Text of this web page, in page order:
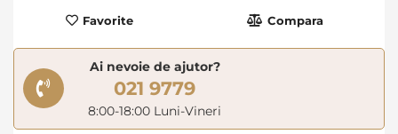
Favorite Compara
Ai nevoie de ajutor?
021 9779
8:00-18:00 Luni-Vineri